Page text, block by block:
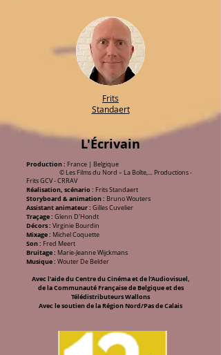
Frits
Standaert
L'Écrivain
Production : France | Belgique
© Les Films du Nord – La Boîte,… Productions -
Frits GCV - CRRAV
Réalisation, scénario : Frits Standaert
Storyboard & animation : Bruno Wouters
Assistant animateur : Gilles Cuvelier
Traçage : Glenn D'Hondt
Décors : Virginie Bourdin
Mixage : Michel Coquette
Son : Fred Meert
Bruitage : Marie-Jeanne Wijckmans
Musique : Wouter De Belder
Avec l'aide du Centre du Cinéma et de l’Audiovisuel,
de la Communauté Française de Belgique et des
Télédistributeurs Wallons
Avec le soutien de la Région Nord/Pas de Calais